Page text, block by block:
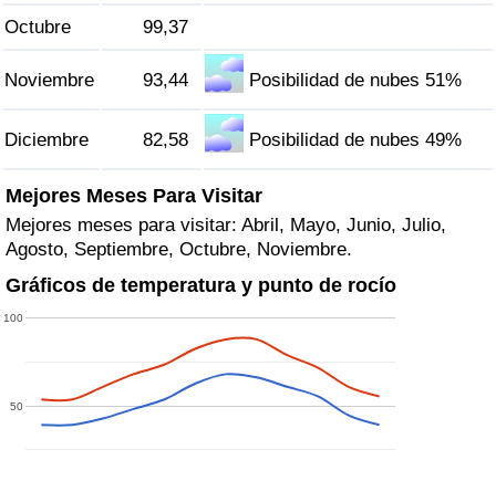
Octubre 99,37
Noviembre 93,44 Posibilidad de nubes 51%
Diciembre 82,58 Posibilidad de nubes 49%
Mejores Meses Para Visitar
Mejores meses para visitar: Abril, Mayo, Junio, Julio,
Agosto, Septiembre, Octubre, Noviembre.
Gráficos de temperatura y punto de rocío
50
100